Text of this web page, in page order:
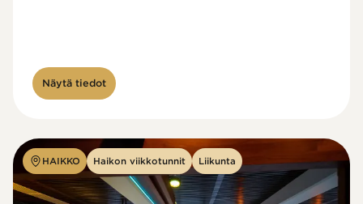
Näytä tiedot
HAIKKO Haikon viikkotunnit Liikunta